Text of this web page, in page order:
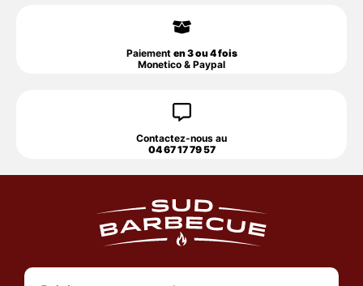
Paiement en 3 ou 4 fois
Monetico & Paypal
Contactez-nous au
04 67 17 79 57